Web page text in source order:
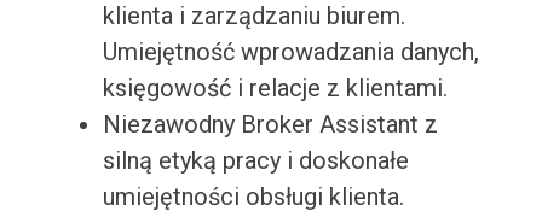
klienta i zarządzaniu biurem.
Umiejętność wprowadzania danych,
księgowość i relacje z klientami.
Niezawodny Broker Assistant z
silną etyką pracy i doskonałe
umiejętności obsługi klienta.